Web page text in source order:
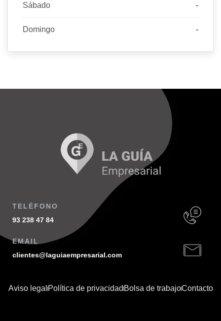
Sábado -
Domingo -
TELÉFONO
93 238 47 84
EMAIL
clientes@laguiaempresarial.com
Aviso legal Política de privacidadBolsa de trabajoContacto